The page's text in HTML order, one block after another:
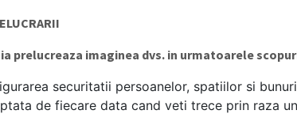
prelucreaza imaginea dvs. in urmatoarele
securitatii persoanelor, spatiilor si
de fiecare data cand veti trece prin raza